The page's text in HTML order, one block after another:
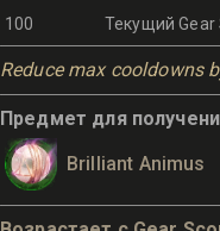
100 Текущий Gear
Reduce max cooldowns
Предмет для
Brilliant Animus